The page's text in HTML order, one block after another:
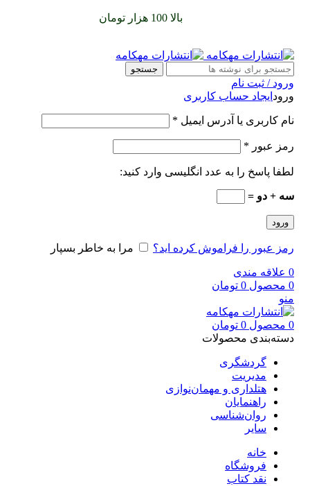
بالا 100 هزار تومان
جستجو
ورود / ثبت نام
ورود ایجاد حساب کاربری
نام کاربری یا آدرس ایمیل *
رمز عبور *
لطفا پاسخ را به عدد انگلیسی وارد کنید:
سه + دو =
ورود
رمز عبور را فراموش کرده اید؟ مرا به خاطر بسپار
0 علاقه مندی
0 محصول 0 تومان
منو
0 محصول 0 تومان
دسته‌بندی محصولات
گردشگری
مدیریت
هتلداری و مهمان‌نوازی
راهنمایان
روان‌شناسی
سایر
خانه
فروشگاه
نقد کتاب